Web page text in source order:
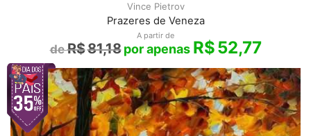
Vince Pietrov
Prazeres de Veneza
A partir de
R$81,18 R$52,77